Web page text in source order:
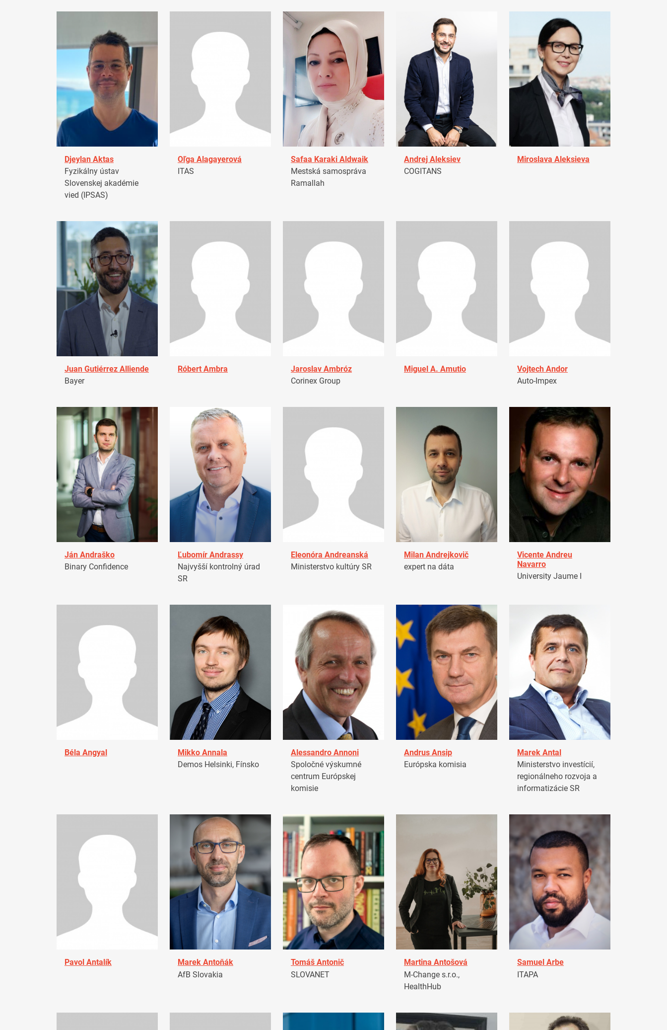
Djeylan Aktas
Fyzikálny ústav
Slovenskej akadémie
vied (IPSAS)
Oľga Alagayerová
ITAS
Safaa Karaki Aldwaik
Mestská samospráva
Ramallah
Andrej Aleksiev
COGITANS
Miroslava Aleksieva
Juan Gutiérrez Alliende
Bayer
Róbert Ambra
Jaroslav Ambróz
Corinex Group
Miguel A. Amutio
Vojtech Andor
Auto-Impex
Ján Andraško
Binary Confidence
Ľubomír Andrassy
Najvyšší kontrolný úrad
SR
Eleonóra Andreanská
Ministerstvo kultúry SR
Milan Andrejkovič
expert na dáta
Vicente Andreu
Navarro
University Jaume I
Béla Angyal
Mikko Annala
Demos Helsinki, Fínsko
Alessandro Annoni
Spoločné výskumné
centrum Európskej
komisie
Andrus Ansip
Európska komisia
Marek Antal
Ministerstvo investícií,
regionálneho rozvoja a
informatizácie SR
Pavol Antalík
Marek Antoňák
AfB Slovakia
Tomáš Antonič
SLOVANET
Martina Antošová
M-Change s.r.o.,
HealthHub
Samuel Arbe
ITAPA